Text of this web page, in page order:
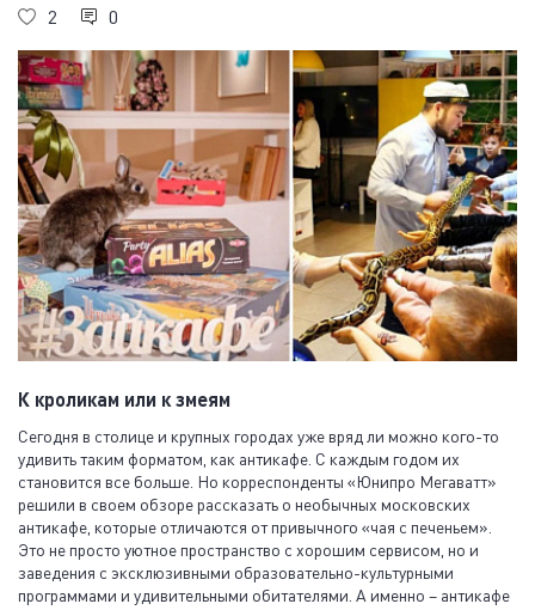
2 0
К кроликам или к змеям
Сегодня в столице и крупных городах уже вряд ли можно кого-то
удивить таким форматом, как антикафе. С каждым годом их
становится все больше. Но корреспонденты «Юнипро Мегаватт»
решили в своем обзоре рассказать о необычных московских
антикафе, которые отличаются от привычного «чая с печеньем».
Это не просто уютное пространство с хорошим сервисом, но и
заведения с эксклюзивными образовательно-культурными
программами и удивительными обитателями. А именно – антикафе